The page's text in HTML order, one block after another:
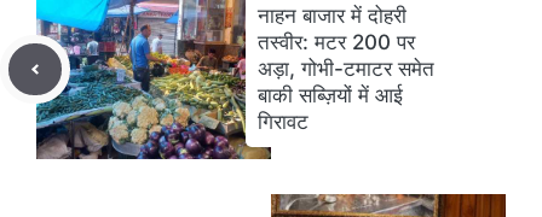
नाहन बाजार में दोहरी
तस्वीर: मटर 200 पर
अड़ा, गोभी-टमाटर समेत
बाकी सब्ज़ियों में आई
गिरावट